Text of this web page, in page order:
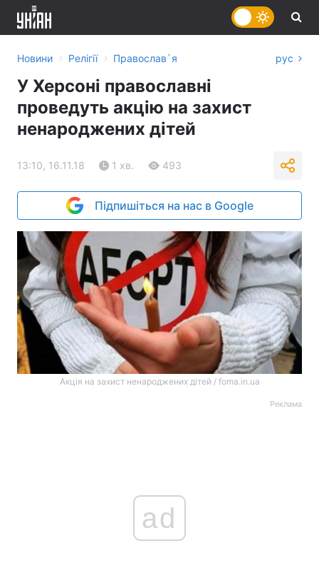
Новини › Релігії › Православ`я рус
У Херсоні православні
проведуть акцію на захист
ненароджених дітей
13:10, 16.11.18 1 хв. 493
Підпишіться на нас в Google
Акція на захист ненароджених дітей / foma.in.ua
Реклама
ad